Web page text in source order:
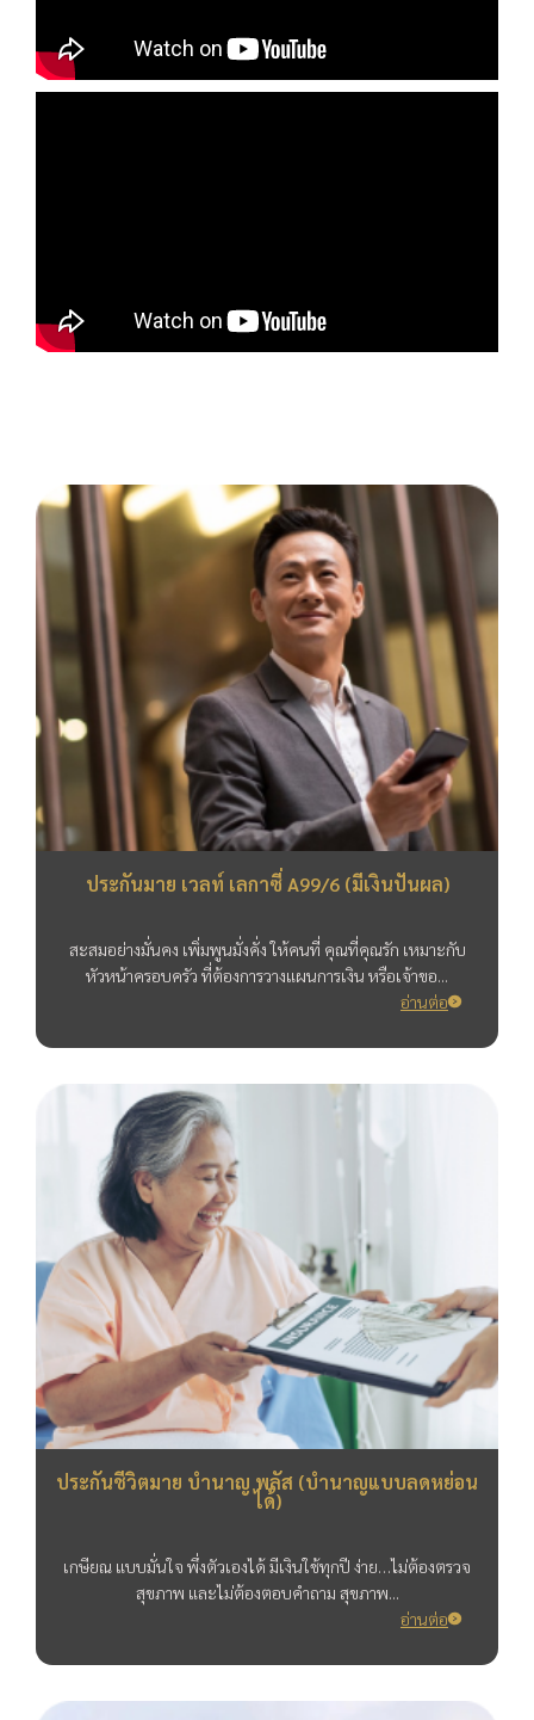
ประกันมาย เวลท์ เลกาซี่ A99/6 (มีเงินปันผล)
สะสมอย่างมั่นคง เพิ่มพูนมั่งคั่ง ให้คนที่ คุณที่คุณรัก เหมาะกับ
หัวหน้าครอบครัว ที่ต้องการวางแผนการเงิน หรือเจ้าขอ...
อ่านต่อ
ประกันชีวิตมาย บำนาญ พลัส (บำนาญแบบลดหย่อน
ได้)
เกษียณ แบบมั่นใจ พึ่งตัวเองได้ มีเงินใช้ทุกปี ง่าย…ไม่ต้องตรวจ
สุขภาพ และไม่ต้องตอบคำถาม สุขภาพ...
อ่านต่อ